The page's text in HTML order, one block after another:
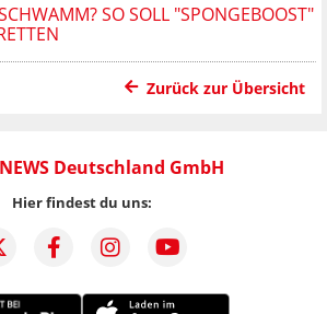
SO SOLL "SPONGEBOOST"
Zurück zur Übersicht
Deutschland GmbH
Hier findest du uns: